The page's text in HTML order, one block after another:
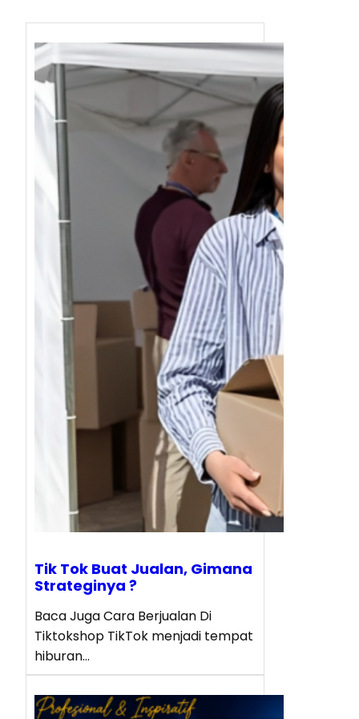
Tik Tok Buat Jualan, Gimana
Strateginya ?
Baca Juga Cara Berjualan Di
Tiktokshop TikTok menjadi tempat
hiburan…